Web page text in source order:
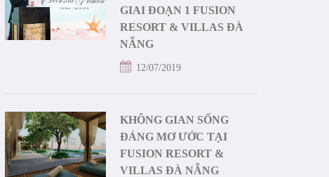
GIAI ĐOẠN 1 FUSION
RESORT & VILLAS ĐÀ
NẴNG
12/07/2019
KHÔNG GIAN SỐNG
ĐÁNG MƠ ƯỚC TẠI
FUSION RESORT &
VILLAS ĐÀ NẴNG